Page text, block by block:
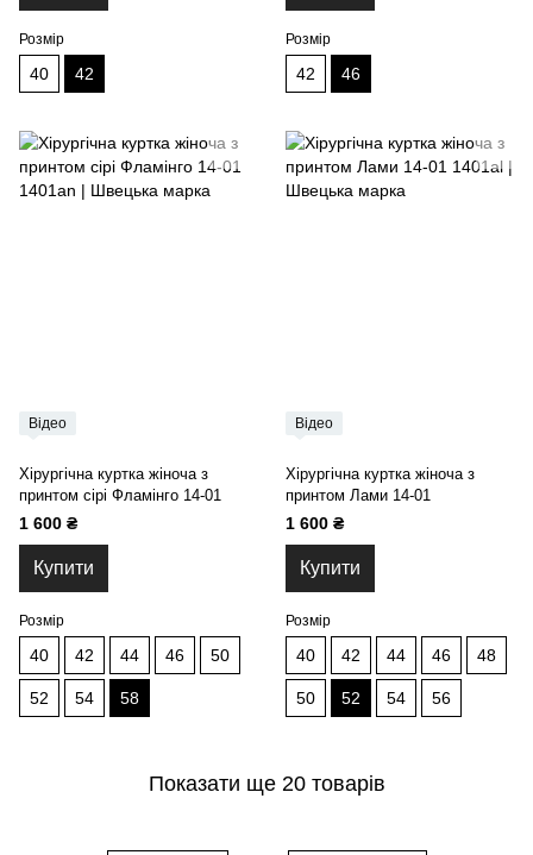
Розмір
40 42
Розмір
42 46
Відео
Хірургічна куртка жіноча з
принтом сірі Фламінго 14-01
1 600 ₴
Купити
Розмір
40 42 44 46 50
52 54 58
Відео
Хірургічна куртка жіноча з
принтом Лами 14-01
1 600 ₴
Купити
Розмір
40 42 44 46 48
50 52 54 56
Показати ще 20 товарів